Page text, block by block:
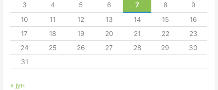
3
4 5 6 7 8
9
10
11 12 13 14 15
16
17
18 19 20 21 22
23
24
25 26 27 28 29
30
31
« јун